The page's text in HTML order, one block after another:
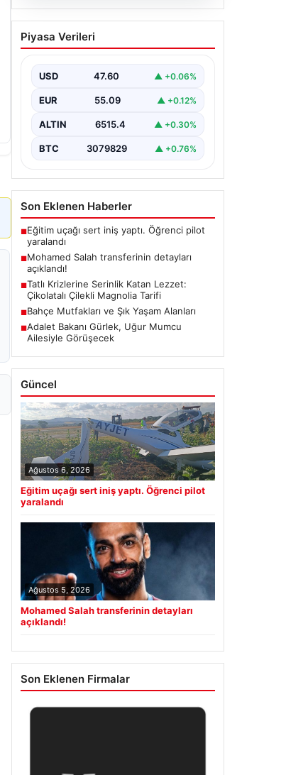
05.08.2026
Mohamed Salah
transferinin detayları
Piyasa Verileri
USD 47.60 ▲ +0.06%
EUR 55.09 ▲ +0.12%
ALTIN 6515.4 ▲ +0.30%
BTC 3079829 ▲ +0.76%
Son Eklenen Haberler
■Eğitim uçağı sert iniş yaptı. Öğrenci pilot
yaralandı
■Mohamed Salah transferinin detayları
açıklandı!
■Tatlı Krizlerine Serinlik Katan Lezzet:
Çikolatalı Çilekli Magnolia Tarifi
■Bahçe Mutfakları ve Şık Yaşam Alanları
■Adalet Bakanı Gürlek, Uğur Mumcu
Ailesiyle Görüşecek
Güncel
Ağustos 6, 2026
Eğitim uçağı sert iniş yaptı. Öğrenci pilot
yaralandı
Ağustos 5, 2026
Mohamed Salah transferinin detayları
açıklandı!
Son Eklenen Firmalar